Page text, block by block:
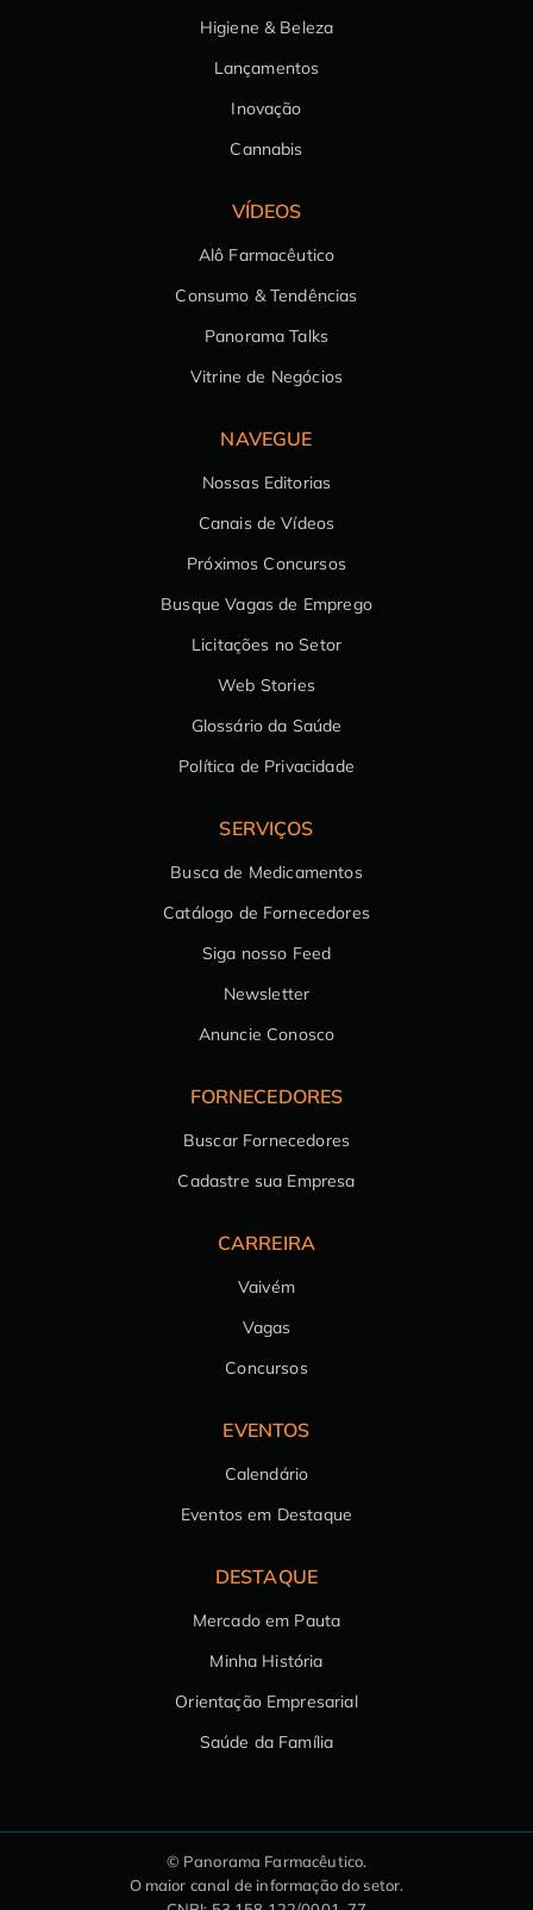
Higiene & Beleza
Lançamentos
Inovação
Cannabis
VÍDEOS
Alô Farmacêutico
Consumo & Tendências
Panorama Talks
Vitrine de Negócios
NAVEGUE
Nossas Editorias
Canais de Vídeos
Próximos Concursos
Busque Vagas de Emprego
Licitações no Setor
Web Stories
Glossário da Saúde
Política de Privacidade
SERVIÇOS
Busca de Medicamentos
Catálogo de Fornecedores
Siga nosso Feed
Newsletter
Anuncie Conosco
FORNECEDORES
Buscar Fornecedores
Cadastre sua Empresa
CARREIRA
Vaivém
Vagas
Concursos
EVENTOS
Calendário
Eventos em Destaque
DESTAQUE
Mercado em Pauta
Minha História
Orientação Empresarial
Saúde da Família
© Panorama Farmacêutico.
O maior canal de informação do setor.